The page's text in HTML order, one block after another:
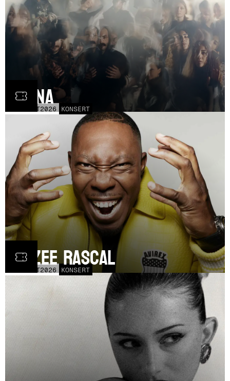
OCT2026 KONSERT
Fauna
OCT2026 KONSERT
Dizzee Rascal